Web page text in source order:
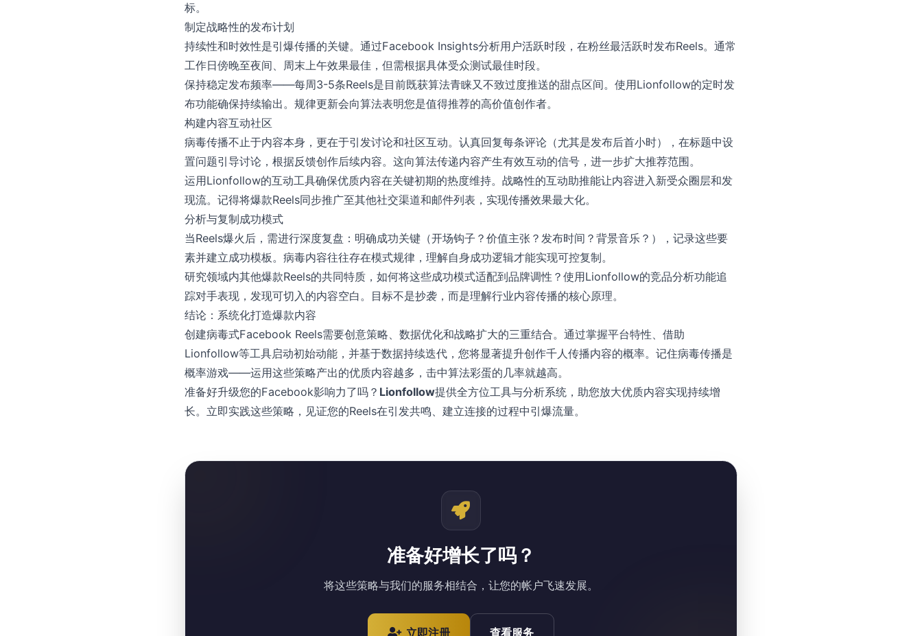
标。
制定战略性的发布计划
持续性和时效性是引爆传播的关键。通过Facebook Insights分析用户活跃时段，在粉丝最活跃时发布Reels。通常
工作日傍晚至夜间、周末上午效果最佳，但需根据具体受众测试最佳时段。
保持稳定发布频率——每周3-5条Reels是目前既获算法青睐又不致过度推送的甜点区间。使用Lionfollow的定时发
布功能确保持续输出。规律更新会向算法表明您是值得推荐的高价值创作者。
构建内容互动社区
病毒传播不止于内容本身，更在于引发讨论和社区互动。认真回复每条评论（尤其是发布后首小时），在标题中设
置问题引导讨论，根据反馈创作后续内容。这向算法传递内容产生有效互动的信号，进一步扩大推荐范围。
运用Lionfollow的互动工具确保优质内容在关键初期的热度维持。战略性的互动助推能让内容进入新受众圈层和发
现流。记得将爆款Reels同步推广至其他社交渠道和邮件列表，实现传播效果最大化。
分析与复制成功模式
当Reels爆火后，需进行深度复盘：明确成功关键（开场钩子？价值主张？发布时间？背景音乐？），记录这些要
素并建立成功模板。病毒内容往往存在模式规律，理解自身成功逻辑才能实现可控复制。
研究领域内其他爆款Reels的共同特质，如何将这些成功模式适配到品牌调性？使用Lionfollow的竞品分析功能追
踪对手表现，发现可切入的内容空白。目标不是抄袭，而是理解行业内容传播的核心原理。
结论：系统化打造爆款内容
创建病毒式Facebook Reels需要创意策略、数据优化和战略扩大的三重结合。通过掌握平台特性、借助
Lionfollow等工具启动初始动能，并基于数据持续迭代，您将显著提升创作千人传播内容的概率。记住病毒传播是
概率游戏——运用这些策略产出的优质内容越多，击中算法彩蛋的几率就越高。
准备好升级您的Facebook影响力了吗？ Lionfollow提供全方位工具与分析系统，助您放大优质内容实现持续增
长。立即实践这些策略，见证您的Reels在引发共鸣、建立连接的过程中引爆流量。
准备好增长了吗？
将这些策略与我们的服务相结合，让您的帐户飞速发展。
立即注册 查看服务